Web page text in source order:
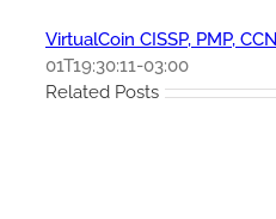
VirtualCoin CISSP, PMP,
01T19:30:11-03:00
Related Posts